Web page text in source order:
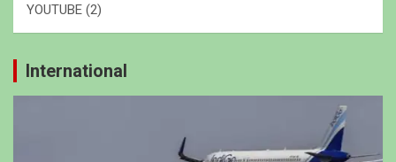
YOUTUBE (2)
International